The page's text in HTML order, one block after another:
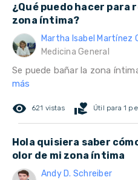
¿Qué puedo hacer para
zona íntima?
Martha Isabel Martínez
Medicina General
Se puede bañar la zona
más
remove_red_eye 621 vistas volunteer_activism Útil para 1
Hola quisiera saber
olor de mi zona íntima
Andy D. Schreiber